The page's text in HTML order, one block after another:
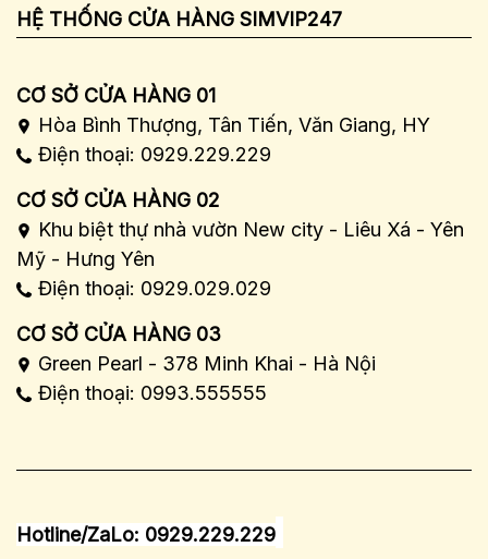
HỆ THỐNG CỬA HÀNG SIMVIP247
CƠ SỞ CỬA HÀNG 01
Hòa Bình Thượng, Tân Tiến, Văn Giang, HY
Điện thoại: 0929.229.229
CƠ SỞ CỬA HÀNG 02
Khu biệt thự nhà vườn New city - Liêu Xá - Yên
Mỹ - Hưng Yên
Điện thoại: 0929.029.029
CƠ SỞ CỬA HÀNG 03
Green Pearl - 378 Minh Khai - Hà Nội
Điện thoại: 0993.555555
Hotline/ZaLo: 0929.229.229